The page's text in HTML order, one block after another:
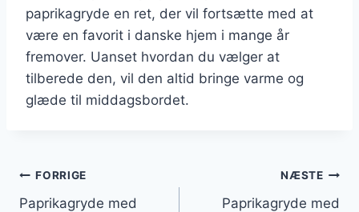
paprikagryde en ret, der vil fortsætte med at
være en favorit i danske hjem i mange år
fremover. Uanset hvordan du vælger at
tilberede den, vil den altid bringe varme og
glæde til middagsbordet.
Indlægsnavigation
FORRIGE
Paprikagryde med
NÆSTE
Paprikagryde med